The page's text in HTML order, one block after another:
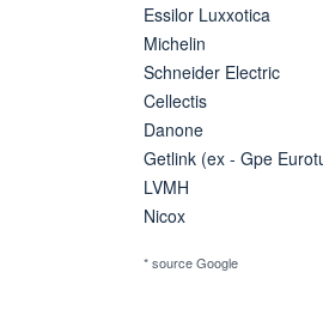
Essilor Luxxotica
Michelin
Schneider Electric
Cellectis
Danone
Getlink (ex - Gpe
LVMH
Nicox
* source Google